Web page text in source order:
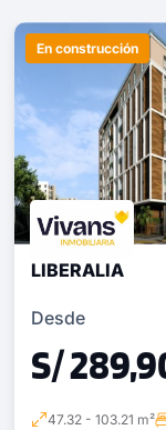
1 unidad disponible
Desde
S/ 875,912
3 dorms.
En construcción
LIBERALIA
Desde
S/
47.32 - 103.21 m²